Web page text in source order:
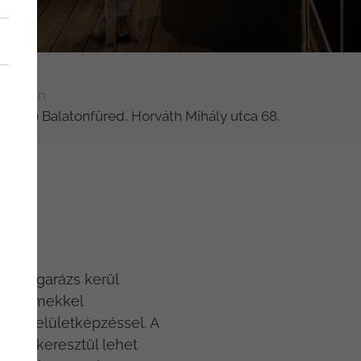
Helyszín
H-8230 Balatonfüred, Horváth Mihály utca 68.
kerül
felületképzéssel. A
keresztül lehet